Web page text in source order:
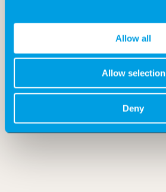
Allow all
Allow selection
Deny